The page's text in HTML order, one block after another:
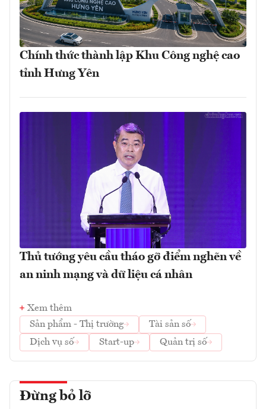
Chính thức thành lập Khu Công nghệ cao
tỉnh Hưng Yên
Thủ tướng yêu cầu tháo gỡ điểm nghẽn về
an ninh mạng và dữ liệu cá nhân
Xem thêm
Sản phẩm - Thị trường
Tài sản số
Dịch vụ số
Start-up Quản trị số
Đừng bỏ lỡ